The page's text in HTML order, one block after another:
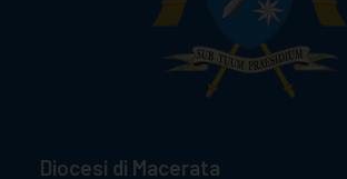
Diocesi di Macerata